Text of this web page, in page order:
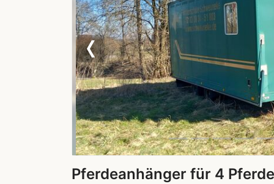
Previous
Pferdeanhänger für 4 Pferde